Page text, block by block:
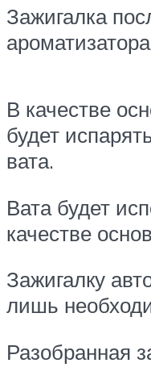
Зажигалка
ароматизатора
В качестве
будет
вата.
Вата будет
качестве
Зажигалку
лишь
Разобранная